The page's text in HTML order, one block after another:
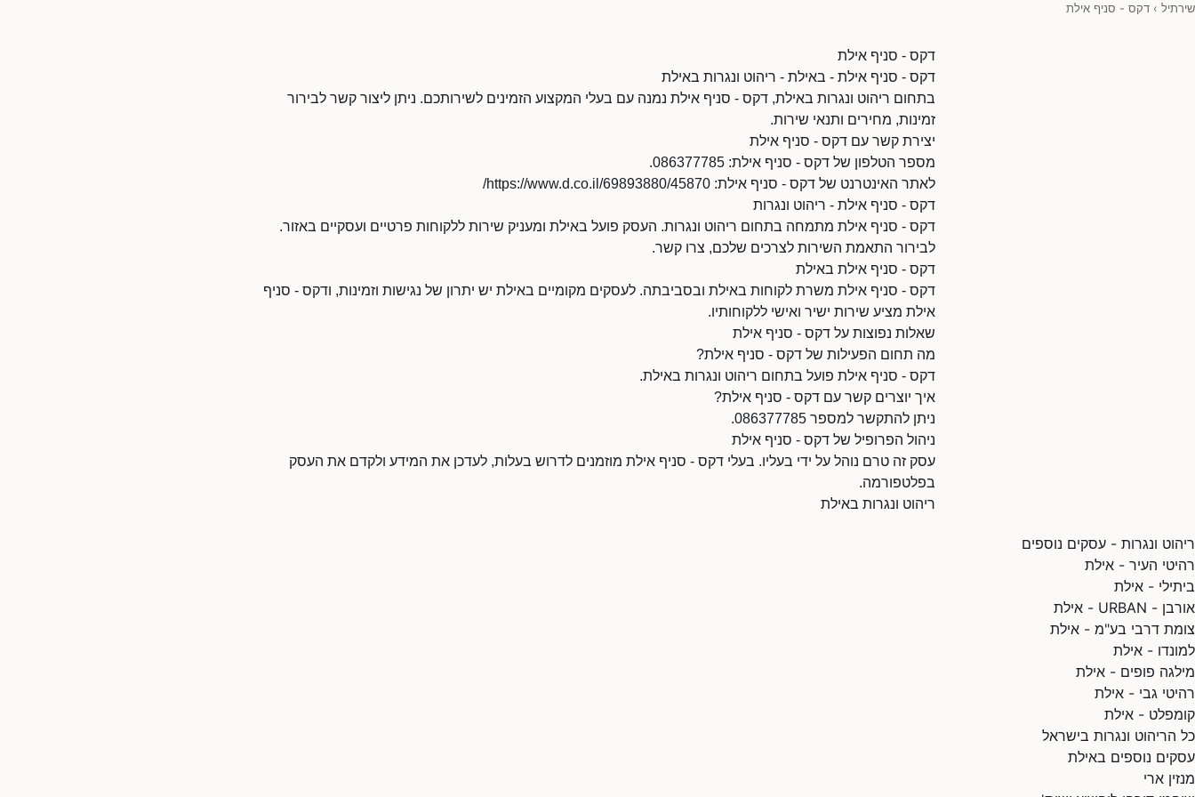
שירתיל › דקס - סניף אילת
דקס - סניף אילת
דקס - סניף אילת - באילת - ריהוט ונגרות באילת
בתחום ריהוט ונגרות באילת, דקס - סניף אילת נמנה עם בעלי המקצוע הזמינים לשירותכם. ניתן ליצור קשר לבירור
זמינות, מחירים ותנאי שירות.
יצירת קשר עם דקס - סניף אילת
מספר הטלפון של דקס - סניף אילת: 086377785.
לאתר האינטרנט של דקס - סניף אילת: https://www.d.co.il/69893880/45870/
דקס - סניף אילת - ריהוט ונגרות
דקס - סניף אילת מתמחה בתחום ריהוט ונגרות. העסק פועל באילת ומעניק שירות ללקוחות פרטיים ועסקיים באזור.
לבירור התאמת השירות לצרכים שלכם, צרו קשר.
דקס - סניף אילת באילת
דקס - סניף אילת משרת לקוחות באילת ובסביבתה. לעסקים מקומיים באילת יש יתרון של נגישות וזמינות, ודקס - סניף
אילת מציע שירות ישיר ואישי ללקוחותיו.
שאלות נפוצות על דקס - סניף אילת
מה תחום הפעילות של דקס - סניף אילת?
דקס - סניף אילת פועל בתחום ריהוט ונגרות באילת.
איך יוצרים קשר עם דקס - סניף אילת?
ניתן להתקשר למספר 086377785.
ניהול הפרופיל של דקס - סניף אילת
עסק זה טרם נוהל על ידי בעליו. בעלי דקס - סניף אילת מוזמנים לדרוש בעלות, לעדכן את המידע ולקדם את העסק
בפלטפורמה.
ריהוט ונגרות באילת
ריהוט ונגרות - עסקים נוספים
רהיטי העיר - אילת
ביתילי - אילת
אורבן - URBAN - אילת
צומת דרבי בע"מ - אילת
למונדו - אילת
מילגה פופים - אילת
רהיטי גבי - אילת
קומפלט - אילת
כל הריהוט ונגרות בישראל
עסקים נוספים באילת
מנזין ארי